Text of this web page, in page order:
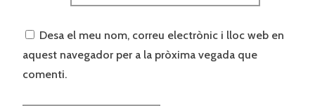
Desa el meu nom, correu electrònic i lloc web en
aquest navegador per a la pròxima vegada que
comenti.